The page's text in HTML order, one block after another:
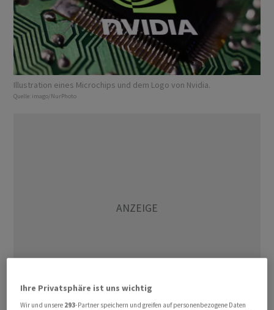
Illustration eines Microchips und dem Logo von Nvidia.
Quelle: imago/NurPhoto
Ihre Privatsphäre ist uns wichtig
Wir und unsere 293-Partner speichern und greifen auf personenbezogene Daten